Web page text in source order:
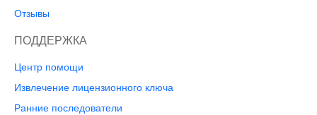
Отзывы
ПОДДЕРЖКА
Центр помощи
Извлечение лицензионного ключа
Ранние последователи